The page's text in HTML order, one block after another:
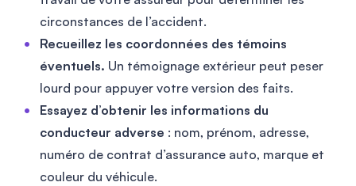
circonstances de l’accident.
Recueillez les coordonnées des témoins
éventuels. Un témoignage extérieur peut peser
lourd pour appuyer votre version des faits.
Essayez d’obtenir les informations du
conducteur adverse : nom, prénom, adresse,
numéro de contrat d’assurance auto, marque et
couleur du véhicule.